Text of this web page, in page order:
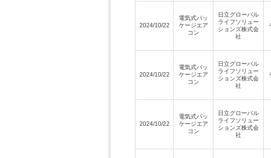
2024/10/22
電気式パッ
ケージエア
コン
日立グローバル
ライフソリュー
ションズ株式会
社
2024/10/22
電気式パッ
ケージエア
コン
日立グローバル
ライフソリュー
ションズ株式会
社
2024/10/22
電気式パッ
ケージエア
コン
日立グローバル
ライフソリュー
ションズ株式会
社